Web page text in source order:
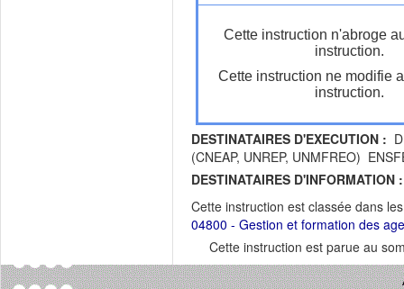
Cette instruction n'abroge
instruction.
Cette instruction ne modifie
instruction.
DESTINATAIRES D'EXECUTION :
(CNEAP, UNREP, UNMFREO)
DESTINATAIRES D'INFORMATION :
Cette instruction est classée dans
04800 - Gestion et formation des
Cette instruction est parue au